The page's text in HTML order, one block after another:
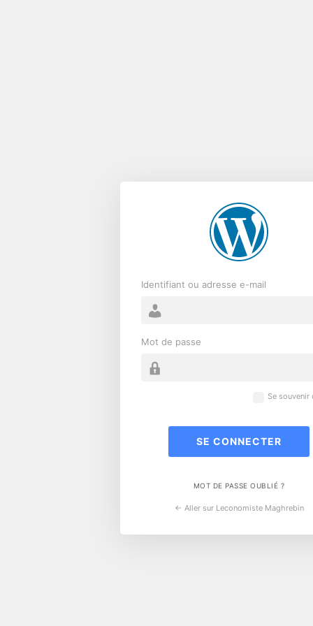
Identifiant ou adresse e-mail
Mot de passe
Se souvenir
MOT DE PASSE OUBLIÉ ?
← Aller sur Leconomiste Maghrebin